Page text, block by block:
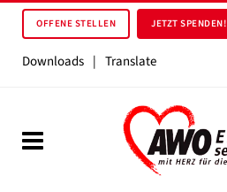
OFFENE STELLEN JETZT SPENDEN!
Downloads | Translate